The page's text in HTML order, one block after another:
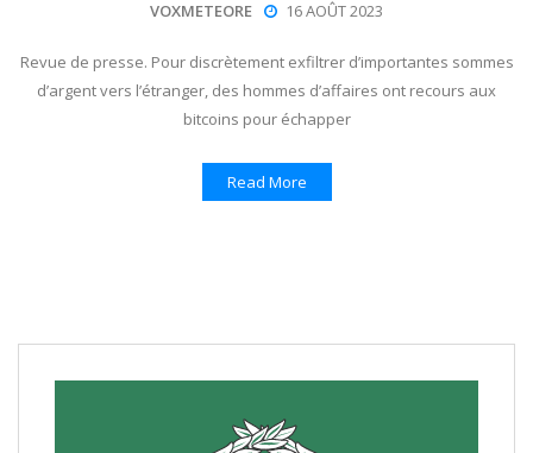
VOXMETEORE 16 AOÛT 2023
Revue de presse. Pour discrètement exfiltrer d’importantes sommes
d’argent vers l’étranger, des hommes d’affaires ont recours aux
bitcoins pour échapper
Read More